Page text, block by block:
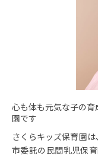
心も体も元気な子の育
園です
さくらキッズ保育園
市委託の民間乳児保